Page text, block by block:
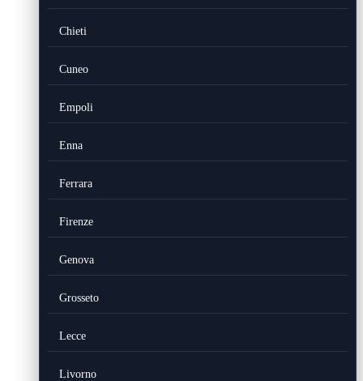
Chieti
Cuneo
Empoli
Enna
Ferrara
Firenze
Genova
Grosseto
Lecce
Livorno